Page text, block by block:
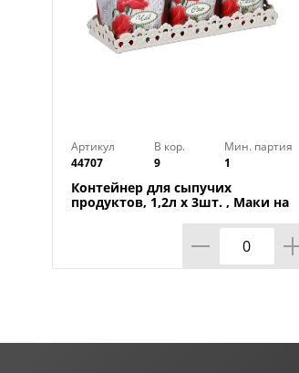
Артикул
44707
В кор.
9
Мин. партия
1
Контейнер для сыпучих
продуктов, 1,2л х 3шт. , Маки на